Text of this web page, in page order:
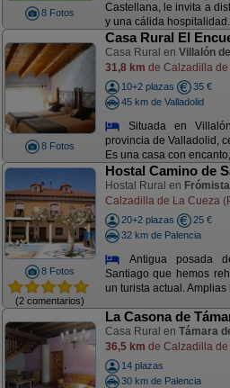
8 Fotos
Castellana, le invita a
y una cálida
8 Fotos
Casa Rural El
Casa Rural en Villalón
31,8 km de Calzadilla
10+2 plazas
35 €
45 km de Valladolid
Situada en
provincia de Valladolid,
Es una casa con
8 Fotos
(2 comentarios)
Hostal Camino de
Hostal Rural en Frómista
Calzadilla de La Cueza
20+2 plazas
25 €
32 km de Palencia
Antigua posada
Santiago que hemos
un turista actual.
La Casona de
Casa Rural en Támara
36,5 km de Calzadilla
14 plazas
30 km de Palencia